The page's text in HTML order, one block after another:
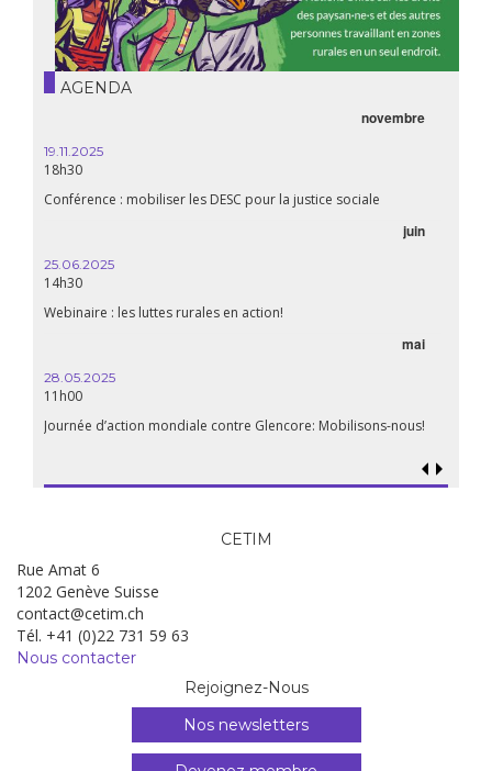
AGENDA
novembre
19.11.2025
18h30
Conférence : mobiliser les DESC pour la justice sociale
juin
25.06.2025
14h30
Webinaire : les luttes rurales en action!
mai
28.05.2025
11h00
Journée d’action mondiale contre Glencore: Mobilisons-nous!
CETIM
Rue Amat 6
1202 Genève Suisse
contact@cetim.ch
Tél. +41 (0)22 731 59 63
Nous contacter
Rejoignez-Nous
Nos newsletters